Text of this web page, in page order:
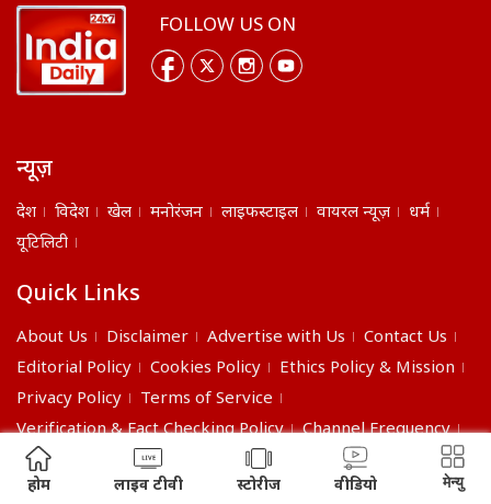
FOLLOW US ON
न्यूज़
देश विदेश खेल मनोरंजन लाइफस्टाइल वायरल न्यूज़
धर्म
यूटिलिटी
Quick Links
About Us Disclaimer Advertise with Us
Contact Us
Editorial Policy
Cookies Policy
Ethics Policy & Mission
Privacy Policy
Terms of Service
Verification & Fact Checking Policy
Channel Frequency
©2026 India Daily. All right reserved.
होम लाइव टीवी स्टोरीज वीडियो मेन्यु